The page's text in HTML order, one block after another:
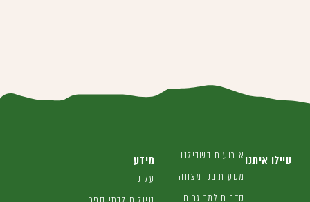
טיילו איתנואירועים בשבילנו
מסעות בני מצווה
סדרות למבוגרים
מידע
עלינו